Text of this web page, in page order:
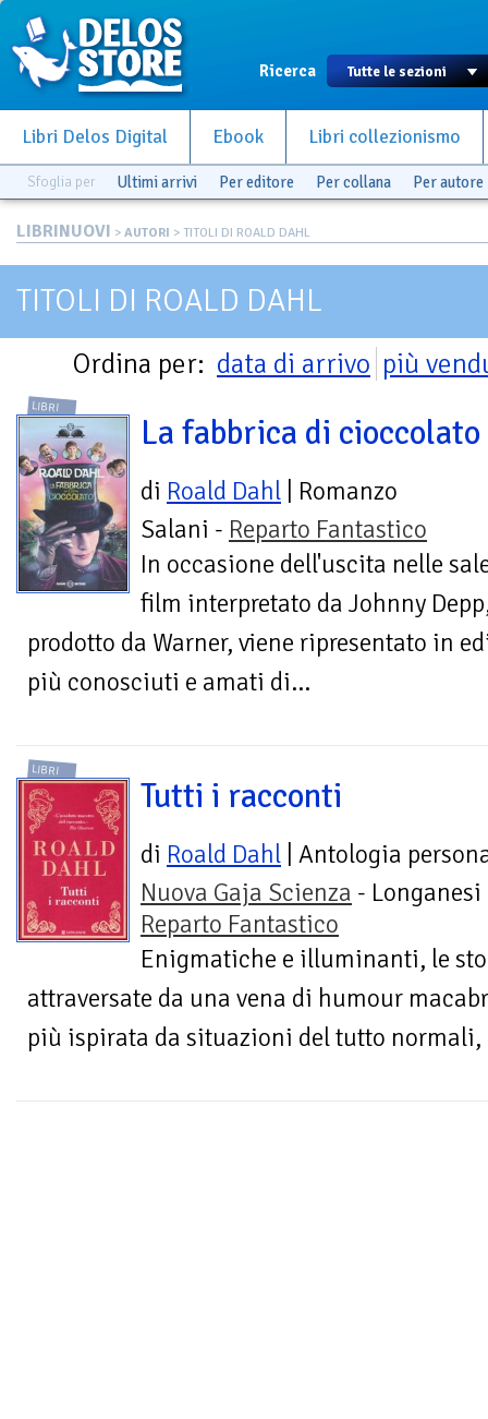
Ricerca
Libri Delos Digital Ebook Libri collezionismo
Sfoglia per Ultimi arrivi Per editore Per collana Per autore
LIBRINUOVI > AUTORI > TITOLI DI ROALD DAHL
TITOLI DI ROALD DAHL
Ordina per: data di arrivo più
LIBRI
La fabbrica di cioccolato
di Roald Dahl | Romanzo
Salani - Reparto Fantastico
In occasione dell'uscita nelle
film interpretato da Johnny
prodotto da Warner, viene ripresentato in
più conosciuti e amati di...
LIBRI
Tutti i racconti
di Roald Dahl | Antologia
Nuova Gaja Scienza - Longanesi
Reparto Fantastico
Enigmatiche e illuminanti, le
attraversate da una vena di humour
più ispirata da situazioni del tutto